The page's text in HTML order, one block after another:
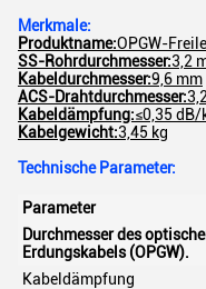
Merkmale:
Produktname:OPGW-
SS-Rohrdurchmesser:3,2
Kabeldurchmesser:9,6 mm
ACS-Drahtdurchmesser:
Kabeldämpfung:≤0,35 dB/
Kabelgewicht:3,45 kg
Technische Parameter:
Parameter
Durchmesser des
Erdungskabels (OPGW).
Kabeldämpfung